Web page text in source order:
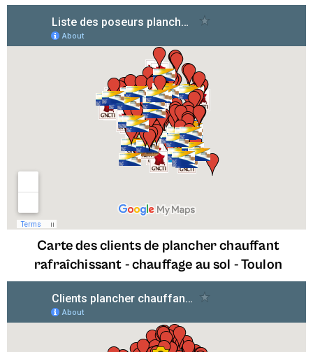
Carte des clients de plancher chauffant
rafraîchissant - chauffage au sol -Toulon